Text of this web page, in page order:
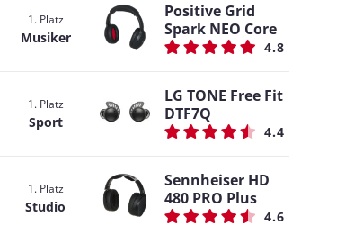
1. Platz
Musiker
Positive Grid
Spark NEO Core
4.8
1. Platz
Sport
LG TONE Free Fit
DTF7Q
4.4
1. Platz
Studio
Sennheiser HD
480 PRO Plus
4.6